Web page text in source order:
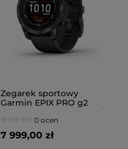
Zegarek sportowy
Garmin EPIX PRO g2
Black Band
0 ocen
7 999,00 zł